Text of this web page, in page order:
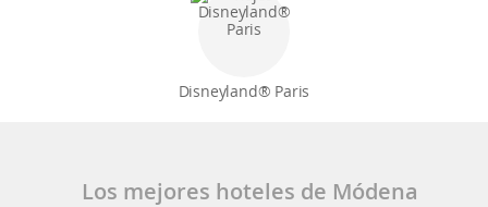
Disneyland® Paris
Los mejores hoteles de Módena